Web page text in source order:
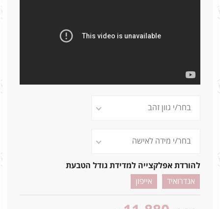
להורדת אפלקצייה למדידת גודל הטבעת
אנדרואיד
אייפון